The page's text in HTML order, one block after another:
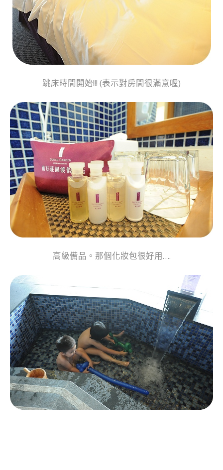
跳床時間開始!!! (表示對房間很滿意喔)
高級備品。那個化妝包很好用….